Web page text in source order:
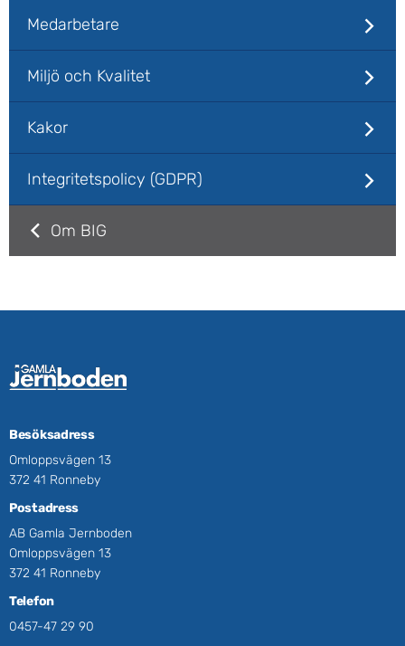
Medarbetare
Miljö och Kvalitet
Kakor
Integritetspolicy (GDPR)
Om BIG
Besöksadress
Omloppsvägen 13
372 41 Ronneby
Postadress
AB Gamla Jernboden
Omloppsvägen 13
372 41 Ronneby
Telefon
0457-47 29 90